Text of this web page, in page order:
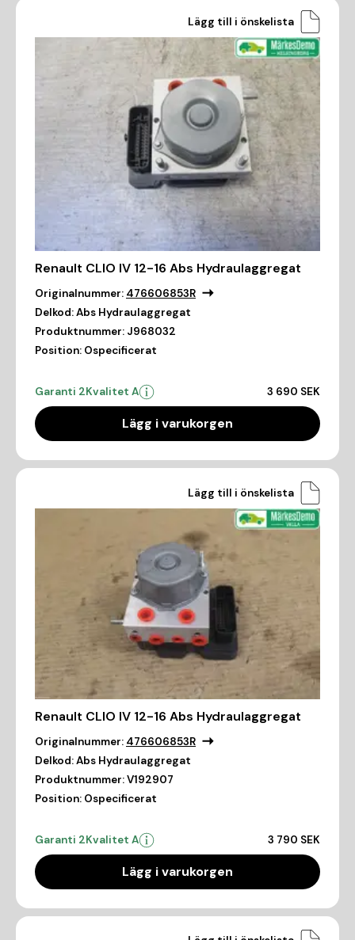
Lägg till i önskelista
Renault CLIO IV 12-16 Abs Hydraulaggregat
Originalnummer: 476606853R
Delkod:Abs Hydraulaggregat
Produktnummer: J968032
Position: Ospecificerat
Garanti 2Kvalitet A 3 690 SEK
Lägg i varukorgen
Lägg till i önskelista
Renault CLIO IV 12-16 Abs Hydraulaggregat
Originalnummer: 476606853R
Delkod:Abs Hydraulaggregat
Produktnummer:V192907
Position: Ospecificerat
Garanti 2Kvalitet A 3 790 SEK
Lägg i varukorgen